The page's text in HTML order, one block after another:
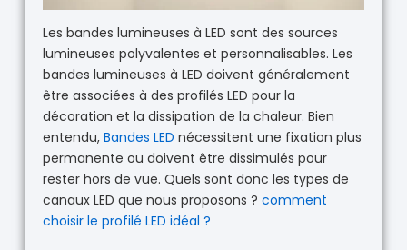
Les bandes lumineuses à LED sont des sources
lumineuses polyvalentes et personnalisables. Les
bandes lumineuses à LED doivent généralement
être associées à des profilés LED pour la
décoration et la dissipation de la chaleur. Bien
entendu, Bandes LED nécessitent une fixation plus
permanente ou doivent être dissimulés pour
rester hors de vue. Quels sont donc les types de
canaux LED que nous proposons ? comment
choisir le profilé LED idéal ?